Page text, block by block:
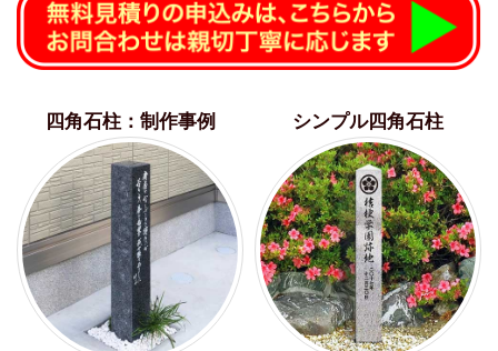
四角石柱：制作事例 シンプル四角石柱